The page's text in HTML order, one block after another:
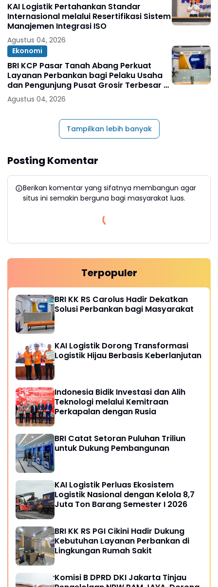
KAI Logistik Pertahankan Standar
Internasional melalui Resertifikasi Sistem
Manajemen Integrasi ISO
Agustus 04, 2026
Ekonomi
BRI KCP Pasar Tanah Abang Perkuat
Layanan Perbankan bagi Pelaku Usaha
dan Pengunjung Pusat Grosir Terbesar di
Indonesia
Agustus 04, 2026
Tampilkan lebih banyak
Posting Komentar
Berikan komentar yang sifatnya membangun agar
situs ini semakin berguna bagi masyarakat luas.
Terpopuler
BRI KK RS Carolus Hadir Dekatkan
Solusi Perbankan bagi Masyarakat
KAI Logistik Dorong Transformasi
Logistik Hijau Berbasis Keberlanjutan
Indonesia Bidik Investasi dan Alih
Teknologi melalui Kemitraan
Perkapalan dengan Rusia
BRI Catat Setoran Puluhan Triliun
untuk Dukung Pembangunan
KAI Logistik Perluas Ekosistem
Logistik Nasional dengan Kelola 8,7
Juta Ton Barang Semester I 2026
BRI KK RS PGI Cikini Hadir Dukung
Kebutuhan Layanan Perbankan di
Lingkungan Rumah Sakit
Komisi B DPRD DKI Jakarta Tinjau